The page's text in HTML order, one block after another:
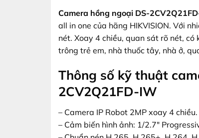
Camera hồng ngoại DS-
all in one của hãng HIKVISION. Với
nét. Xoay 4 chiều, quan sát rõ nét,
trông trẻ em, nhà thuốc tây, nhà ở,
Thông số kỹ thuật
2CV2Q21FD-IW
– Camera IP Robot 2MP xoay 4 chiều.
– Cảm biến hình ảnh: 1/2.7″